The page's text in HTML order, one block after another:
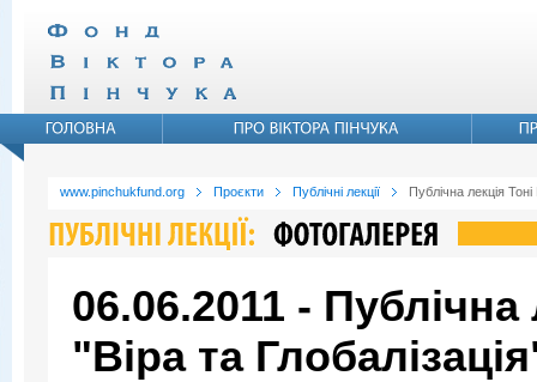
www.pinchukfund.org Проєкти Публічні лекції Публічна лекція
06.06.2011 -
"Віра та